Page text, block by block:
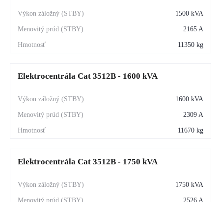
1500 kVA
2165 A
11350 kg
Elektrocentrála Cat 3512B - 1600 kVA
1600 kVA
2309 A
11670 kg
Elektrocentrála Cat 3512B - 1750 kVA
1750 kVA
2526 A